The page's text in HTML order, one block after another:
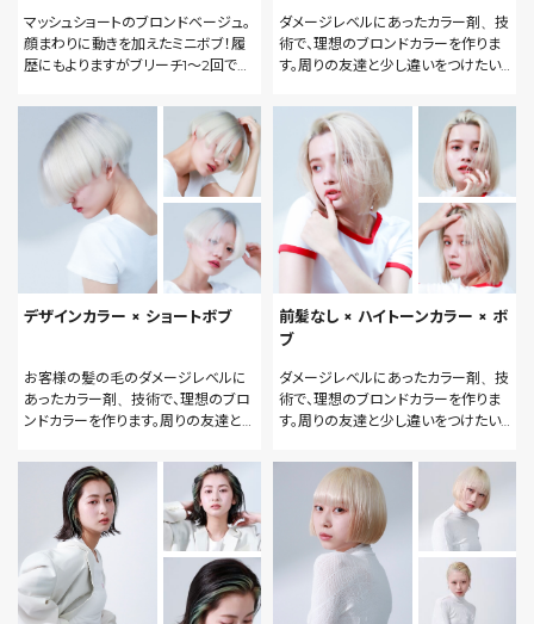
マッシュショートのブロンドベージュ。
顔まわりに動きを加えたミニボブ！履
歴にもよりますがブリーチ1～2回で可
ダメージレベルにあったカラー剤、技
術で、理想のブロンドカラーを作りま
す。周りの友達と少し違いをつけたい。
ーも得意です。
デザインカラー × ショートボブ
お客様の髪の毛のダメージレベルに
あったカラー剤、技術で、理想のブロ
ンドカラーを作ります。周りの友達と
したい。という人のカラーも得意です。
前髪なし × ハイトーンカラー × ボ
ブ
ダメージレベルにあったカラー剤、技
術で、理想のブロンドカラーを作りま
す。周りの友達と少し違いをつけたい。
ーも得意です。